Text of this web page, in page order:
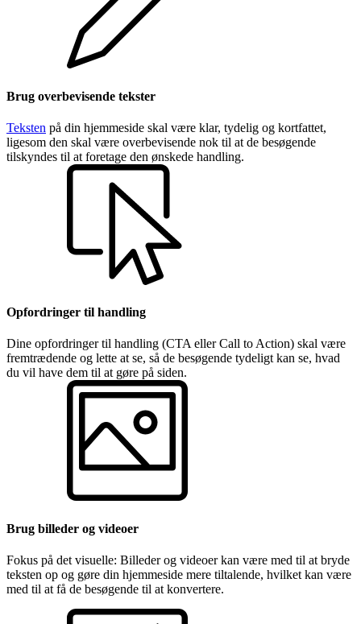
Brug overbevisende tekster
Teksten på din hjemmeside skal være klar, tydelig og kortfattet,
ligesom den skal være overbevisende nok til at de besøgende
tilskyndes til at foretage den ønskede handling.
Opfordringer til handling
Dine opfordringer til handling (CTA eller Call to Action) skal være
fremtrædende og lette at se, så de besøgende tydeligt kan se, hvad
du vil have dem til at gøre på siden.
Brug billeder og videoer
Fokus på det visuelle: Billeder og videoer kan være med til at bryde
teksten op og gøre din hjemmeside mere tiltalende, hvilket kan være
med til at få de besøgende til at konvertere.